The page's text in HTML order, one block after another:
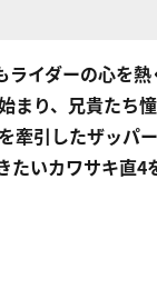
ライダーの心を熱
まり、兄貴たち
牽引したザッパ
たいカワサキ直4